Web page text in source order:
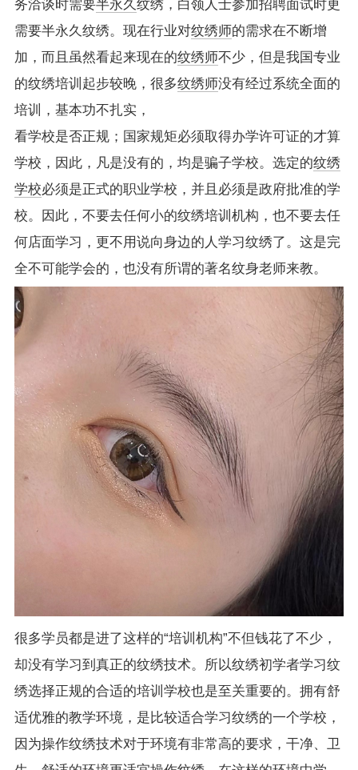
务洽谈时需要半永久 纹绣，白领人士参加招聘面试时更
需要半永久纹绣。现在行业对纹绣师的需求在不断增
加，而且虽然看起来现在的纹绣师不少，但是我国专业
的纹绣培训起步较晚，很多纹绣师没有经过系统全面的
培训，基本功不扎实，
看学校是否正规；国家规矩必须取得办学许可证的才算
学校，因此，凡是没有的，均是骗子学校。选定的纹绣
学校必须是正式的职业学校，并且必须是政府批准的学
校。因此，不要去任何小的纹绣培训机构，也不要去任
何店面学习，更不用说向身边的人学习纹绣了。这是完
全不可能学会的，也没有所谓的著名纹身老师来教。
很多学员都是进了这样的“培训机构”不但钱花了不少，
却没有学习到真正的纹绣技术。所以纹绣初学者学习纹
绣选择正规的合适的培训学校也是至关重要的。拥有舒
适优雅的教学环境，是比较适合学习纹绣的一个学校，
因为操作纹绣技术对于环境有非常高的要求，干净、卫